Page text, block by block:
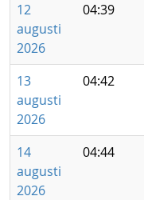
12
augusti
2026
04:39
13
augusti
2026
04:42
14
augusti
2026
04:44